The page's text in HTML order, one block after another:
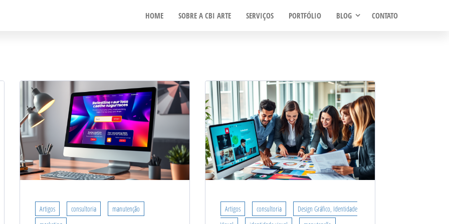
HOME SOBRE A CBI ARTE SERVIÇOS PORTFÓLIO BLOG CONTATO
Artigos consultoria
manutenção
Artigos consultoria
Design Gráfico, Identidade